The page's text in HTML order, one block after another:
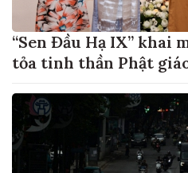
“Sen Đầu Hạ IX” khai
tỏa tinh thần Phật